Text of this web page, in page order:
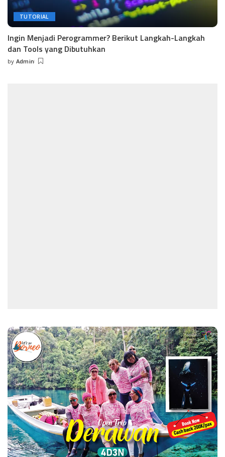
TUTORIAL
Ingin Menjadi Perogrammer? Berikut Langkah-Langkah
dan Tools yang Dibutuhkan
Posted
by Admin